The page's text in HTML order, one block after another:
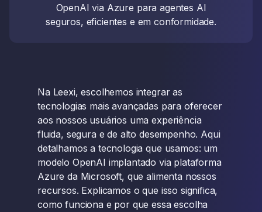
OpenAI via Azure para agentes AI
seguros, eficientes e em conformidade.
Na Leexi, escolhemos integrar as
tecnologias mais avançadas para oferecer
aos nossos usuários uma experiência
fluida, segura e de alto desempenho. Aqui
detalhamos a tecnologia que usamos: um
modelo OpenAI implantado via plataforma
Azure da Microsoft, que alimenta nossos
recursos. Explicamos o que isso significa,
como funciona e por que essa escolha